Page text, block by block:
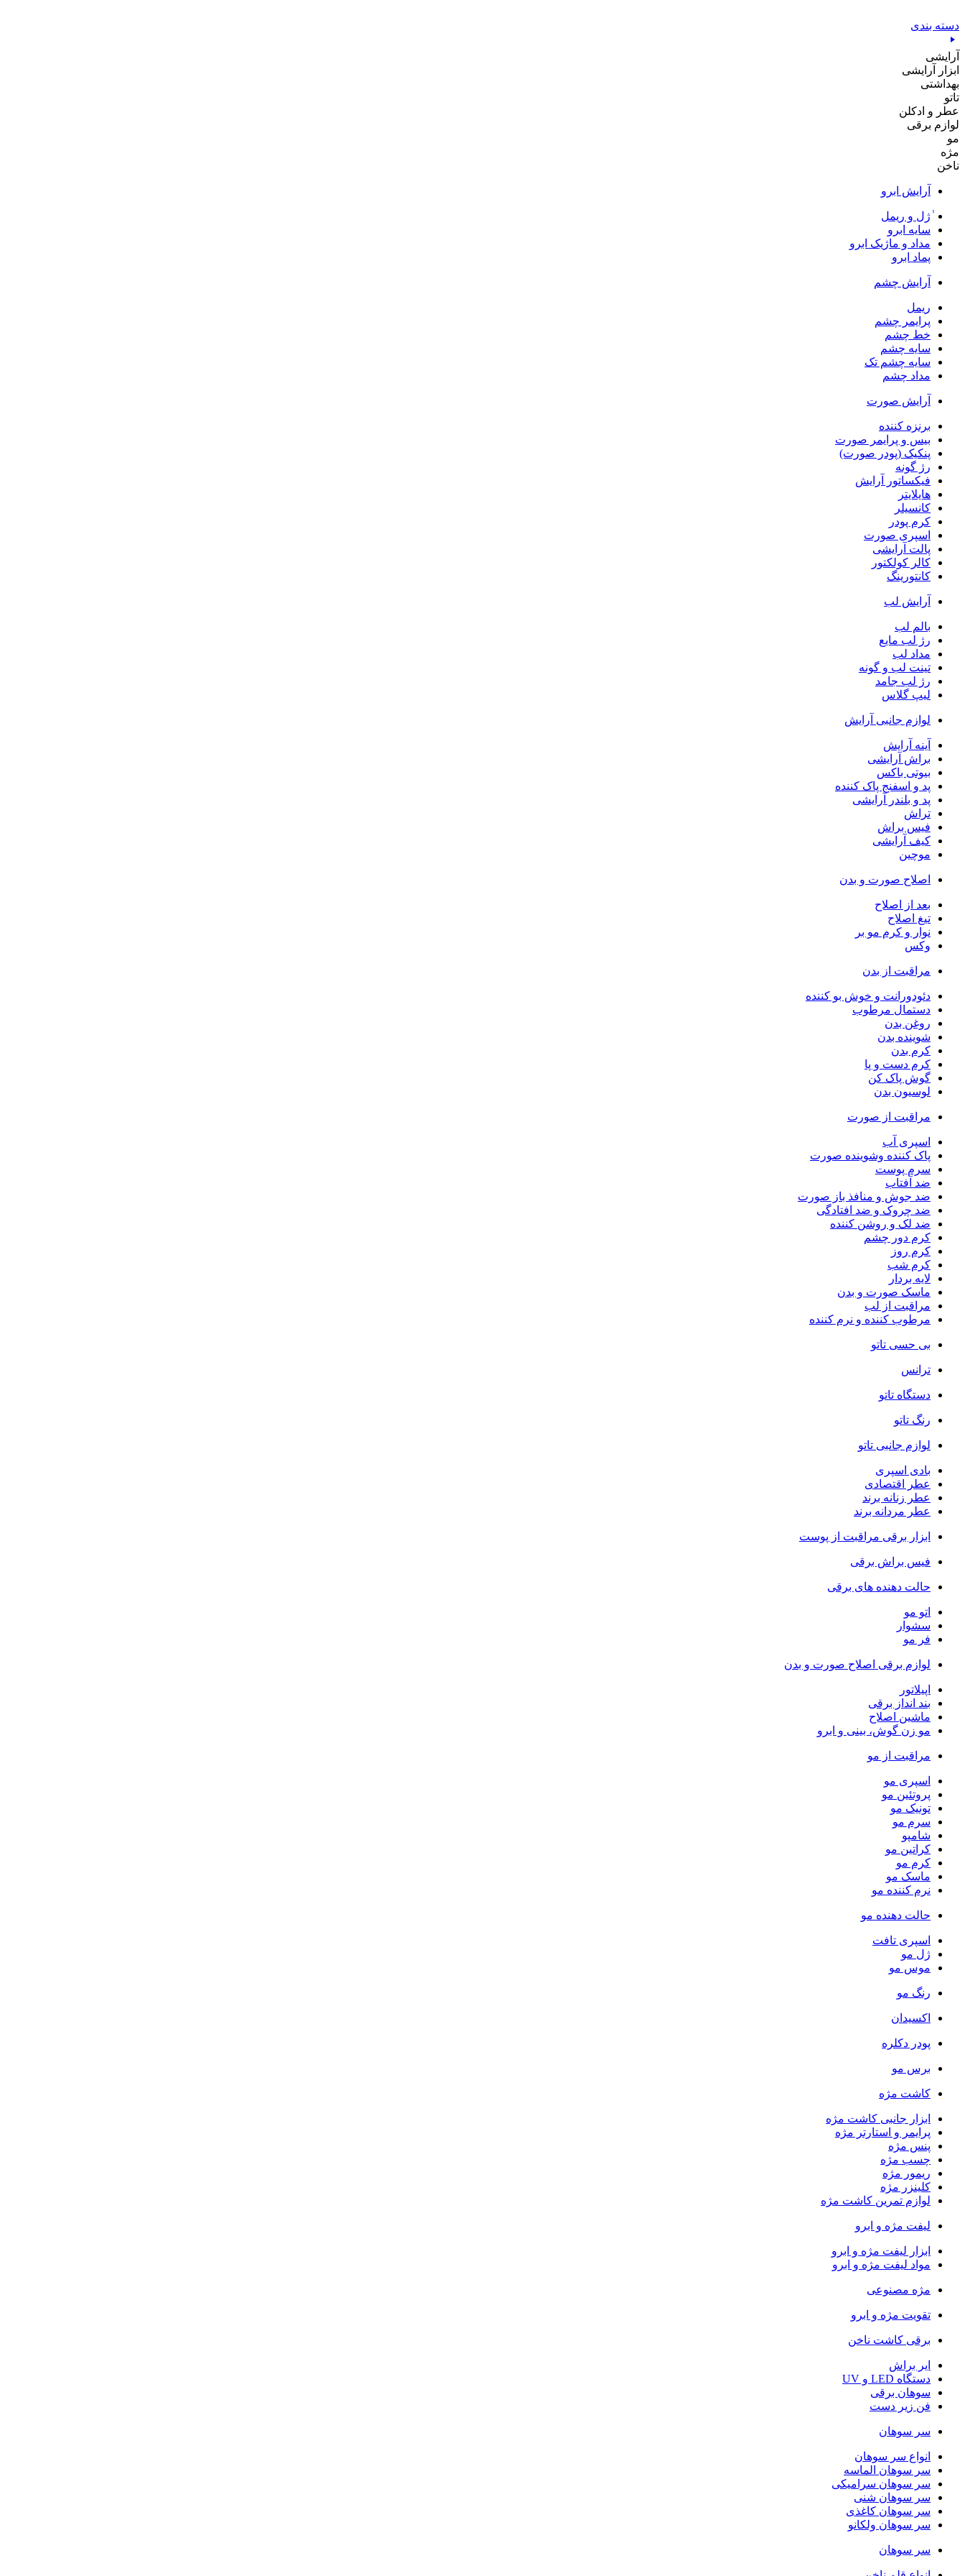
به
محتوا
دسته بندی
آرایشی
ابزار آرایشی
بهداشتی
تاتو
عطر و ادکلن
لوازم برقی
مو
مژه
ناخن
آرایش ابرو
ٰژل و ریمل
سایه ابرو
مداد و ماژیک ابرو
پماد ابرو
آرایش چشم
ریمل
پرایمر چشم
خط چشم
سایه چشم
سایه چشم تک
مداد چشم
آرایش صورت
برنزه کننده
بیس و پرایمر صورت
پنکیک (پودر صورت)
رژ گونه
فیکساتور آرایش
هایلایتر
کانسیلر
کرم پودر
اسپری صورت
پالت آرایشی
کالر کولکتور
کانتورینگ
آرایش لب
بالم لب
رژ لب مایع
مداد لب
تینت لب و گونه
رژ لب جامد
لیپ گلاس
لوازم جانبی آرایش
آینه آرایش
براش آرایشی
بیوتی باکس
پد و اسفنج پاک کننده
پد و بلندر آرایشی
تراش
فیس براش
کیف آرایشی
موچین
اصلاح صورت و بدن
بعد از اصلاح
تیغ اصلاح
نوار و کرم مو بر
وکس
مراقبت از بدن
دئودورانت و خوش بو کننده
دستمال مرطوب
روغن بدن
شوینده بدن
کرم بدن
کرم دست و پا
گوش پاک کن
لوسیون بدن
مراقبت از صورت
اسپری آب
پاک کننده وشوینده صورت
سرم پوست
ضد آفتاب
ضد جوش و منافذ باز صورت
ضد چروک و ضد افتادگی
ضد لک و روشن کننده
کرم دور چشم
کرم روز
کرم شب
لایه بردار
ماسک صورت و بدن
مراقبت از لب
مرطوب کننده و نرم کننده
بی حسی تاتو
ترانس
دستگاه تاتو
رنگ تاتو
لوازم جانبی تاتو
بادی اسپری
عطر اقتصادی
عطر زنانه برند
عطر مردانه برند
ابزار برقی مراقبت از پوست
فیس براش برقی
حالت دهنده های برقی
اتو مو
سشوار
فر مو
لوازم برقی اصلاح صورت و بدن
اپیلاتور
بند انداز برقی
ماشین اصلاح
مو زن گوش، بینی و ابرو
مراقبت از مو
اسپری مو
پروتئین مو
تونیک مو
سرم مو
شامپو
کراتین مو
کرم مو
ماسک مو
نرم کننده مو
حالت دهنده مو
اسپری تافت
ژل مو
موس مو
رنگ مو
اکسیدان
پودر دکلره
برس مو
کاشت مژه
ابزار جانبی کاشت مژه
پرایمر و استارتر مژه
پنس مژه
چسب مژه
ریمور مژه
کلینزر مژه
لوازم تمرین کاشت مژه
لیفت مژه و ابرو
ابزار لیفت مژه و ابرو
مواد لیفت مژه و ابرو
مژه مصنوعی
تقویت مژه و ابرو
برقی کاشت ناخن
ایر براش
دستگاه LED و UV
سوهان برقی
فن زیر دست
سر سوهان
انواع سر سوهان
سر سوهان الماسه
سر سوهان سرامیکی
سر سوهان شنی
سر سوهان کاغذی
سر سوهان ولکانو
سر سوهان